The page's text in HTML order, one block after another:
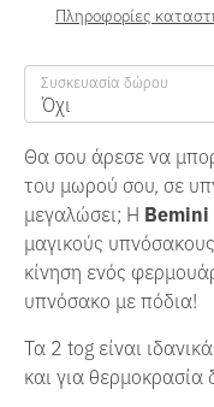
Πληροφορίες
Συσκευασία δώρου
Όχι
Θα σου άρεσε να
του μωρού σου, σε
μεγαλώσει; Η Bemini
μαγικούς υπνόσακους
κίνηση ενός
υπνόσακο με πόδια!
Τα 2 tog είναι
και για θερμοκρασία